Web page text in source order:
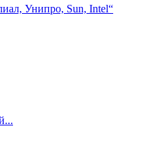
Унипро, Sun, Intel“